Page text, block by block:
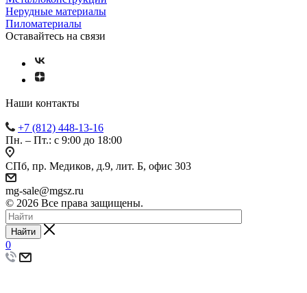
Нерудные материалы
Пиломатериалы
Оставайтесь на связи
Наши контакты
+7 (812) 448-13-16
Пн. – Пт.: с 9:00 до 18:00
СПб, пр. Медиков, д.9, лит. Б, офис 303
mg-sale@mgsz.ru
© 2026 Все права защищены.
Найти
0